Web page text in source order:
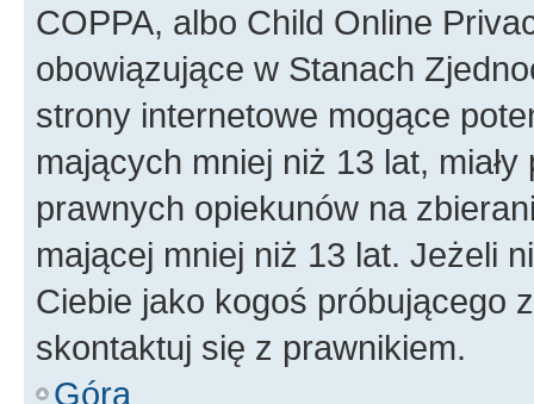
COPPA, albo Child Online
obowiązujące w Stanach
strony internetowe mogące
mających mniej niż 13 lat,
prawnych opiekunów na
mającej mniej niż 13 lat. Jeżeli
Ciebie jako kogoś próbującego
skontaktuj się z prawnikiem.
Góra